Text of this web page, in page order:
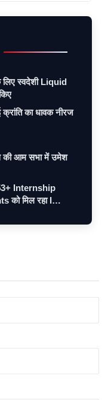
स्वदेशी Liquid
का धावक नीरज
की आम सभा में उमेश
Internship
को मिल रहा I…